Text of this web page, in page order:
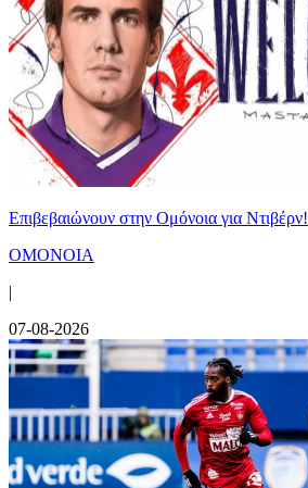
Επιβεβαιώνουν στην Ομόνοια για Ντιβέρν!
ΟΜΟΝΟΙΑ
|
07-08-2026